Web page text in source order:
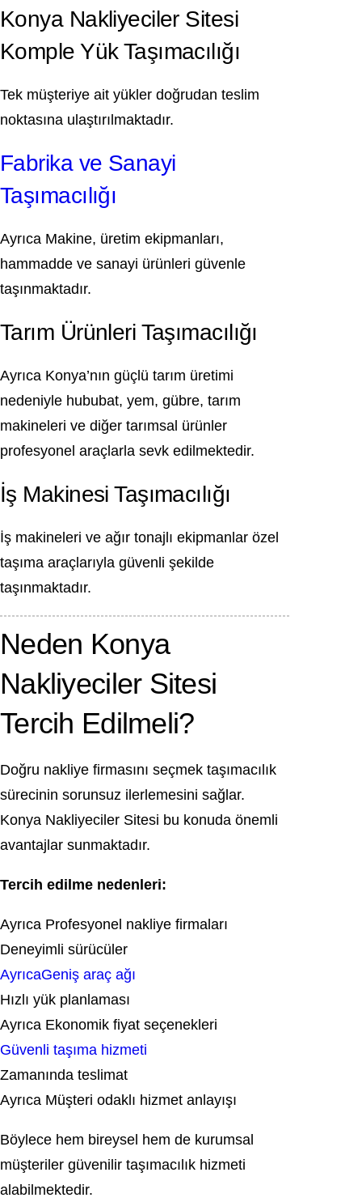
Konya Nakliyeciler Sitesi
Komple Yük Taşımacılığı
Tek müşteriye ait yükler doğrudan teslim
noktasına ulaştırılmaktadır.
Fabrika ve Sanayi
Taşımacılığı
Ayrıca Makine, üretim ekipmanları,
hammadde ve sanayi ürünleri güvenle
taşınmaktadır.
Tarım Ürünleri Taşımacılığı
Ayrıca Konya’nın güçlü tarım üretimi
nedeniyle hububat, yem, gübre, tarım
makineleri ve diğer tarımsal ürünler
profesyonel araçlarla sevk edilmektedir.
İş Makinesi Taşımacılığı
İş makineleri ve ağır tonajlı ekipmanlar özel
taşıma araçlarıyla güvenli şekilde
taşınmaktadır.
Neden Konya
Nakliyeciler Sitesi
Tercih Edilmeli?
Doğru nakliye firmasını seçmek taşımacılık
sürecinin sorunsuz ilerlemesini sağlar.
Konya Nakliyeciler Sitesi bu konuda önemli
avantajlar sunmaktadır.
Tercih edilme nedenleri:
Ayrıca Profesyonel nakliye firmaları
Deneyimli sürücüler
AyrıcaGeniş araç ağı
Hızlı yük planlaması
Ayrıca Ekonomik fiyat seçenekleri
Güvenli taşıma hizmeti
Zamanında teslimat
Ayrıca Müşteri odaklı hizmet anlayışı
Böylece hem bireysel hem de kurumsal
müşteriler güvenilir taşımacılık hizmeti
alabilmektedir.